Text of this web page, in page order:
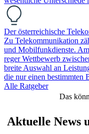
Der österreichische
Zu Telekommunikation
und Mobilfunkdienste.
reger Wettbewerb
breite Auswahl an
die nur einen bestimmten
Alle Ratgeber
Das
Aktuelle News